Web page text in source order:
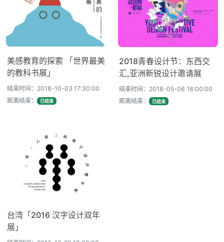
美感教育的探索 「世界最美
的教科书展」
结束时间：2018-10-03 17:30:00
距离结束：
已结束
2018青春设计节：东西交
汇,亚洲新锐设计邀请展
结束时间：2018-05-06 18:00:00
距离结束：
已结束
台湾「2016 汉字设计双年
展」